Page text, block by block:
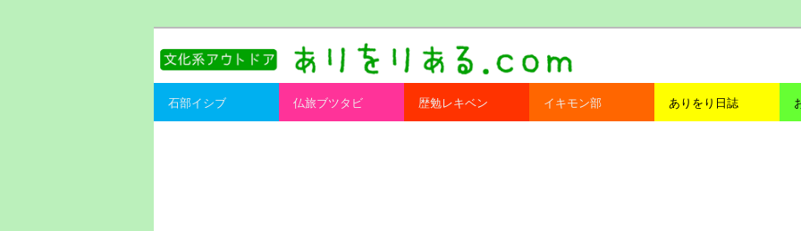
ありをりある.com
書を持ってそとへ出よう。
Main menu
Skip to primary content
Skip to secondary content
石部イシブ 仏旅ブツタビ 歴勉レキベン イキモン部 ありをり日誌